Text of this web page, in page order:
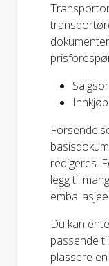
redigeres.
legg til
Du kan
passende
plassere